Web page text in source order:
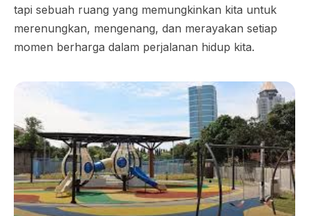
tapi sebuah ruang yang memungkinkan kita untuk
merenungkan, mengenang, dan merayakan setiap
momen berharga dalam perjalanan hidup kita.